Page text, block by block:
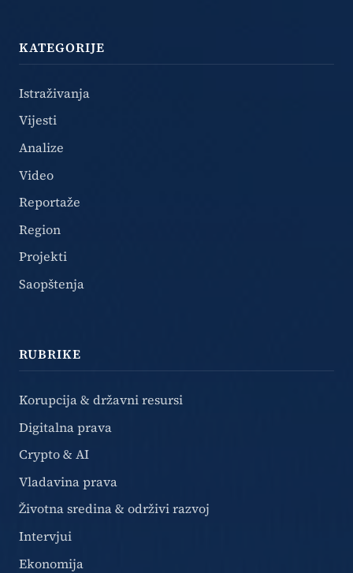
KATEGORIJE
Istraživanja
Vijesti
Analize
Video
Reportaže
Region
Projekti
Saopštenja
RUBRIKE
Korupcija & državni resursi
Digitalna prava
Crypto & AI
Vladavina prava
Životna sredina & održivi razvoj
Intervjui
Ekonomija